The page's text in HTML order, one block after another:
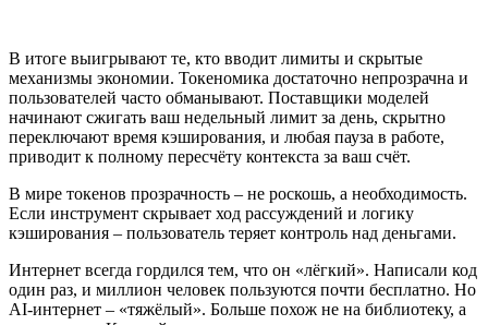
В итоге выигрывают те, кто вводит лимиты и скрытые
механизмы экономии. Токеномика достаточно непрозрачна и
пользователей часто обманывают. Поставщики моделей
начинают сжигать ваш недельный лимит за день, скрытно
переключают время кэширования, и любая пауза в работе,
приводит к полному пересчёту контекста за ваш счёт.
В мире токенов прозрачность – не роскошь, а необходимость.
Если инструмент скрывает ход рассуждений и логику
кэширования – пользователь теряет контроль над деньгами.
Интернет всегда гордился тем, что он «лёгкий». Написали код
один раз, и миллион человек пользуются почти бесплатно. Но
AI-интернет – «тяжёлый». Больше похож не на библиотеку, а